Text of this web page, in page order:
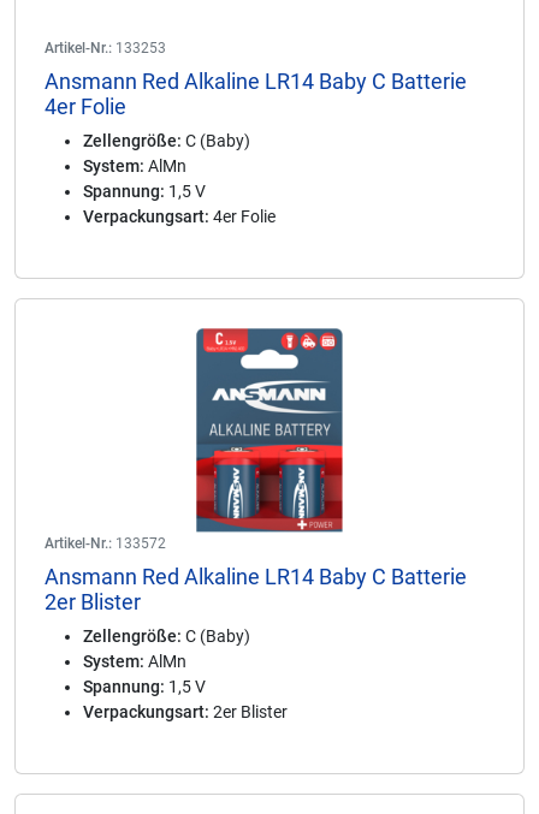
Artikel-Nr.: 133253
Ansmann Red Alkaline LR14 Baby C Batterie
4er Folie
Zellengröße: C (Baby)
System: AlMn
Spannung: 1,5 V
Verpackungsart: 4er Folie
Artikel-Nr.: 133572
Ansmann Red Alkaline LR14 Baby C Batterie
2er Blister
Zellengröße: C (Baby)
System: AlMn
Spannung: 1,5 V
Verpackungsart: 2er Blister